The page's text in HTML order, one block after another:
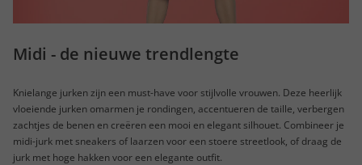
Midi - de nieuwe trendlengte
Knielange jurken zijn een must-have voor stijlvolle vrouwen. Deze heerlijk
vloeiende jurken omarmen je rondingen, accentueren de taille, verbergen
zachtjes de benen en creëren een mooi en elegant silhouet. Combineer je
midi-jurk met sneakers of laarzen voor een stoere streetlook, of draag de
jurk met hoge hakken voor een elegante outfit.